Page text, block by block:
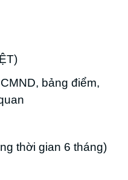
bảng điểm,
thời gian 6 tháng)